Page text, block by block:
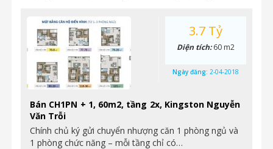
Bán CH1PN + 1, 60m2, tầng 2x, Kingston Nguyễn
Văn Trỗi
Chính chủ ký gửi chuyển nhượng căn 1 phòng ngủ và
1 phòng chức năng – mỗi tầng chỉ có…
3.7 Tỷ
Diện tích:60 m2
Ngày đăng: 2-04-2018